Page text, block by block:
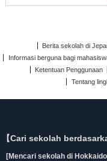
Berita sekolah di
Informasi berguna bagi
Ketentuan Penggunaan
Tentang
【Cari sekolah
[Mencari sekolah di